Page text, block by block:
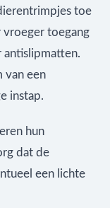
toe
vroeger toegang
antislipmatten.
van een
instap.
hun
dat de
een lichte